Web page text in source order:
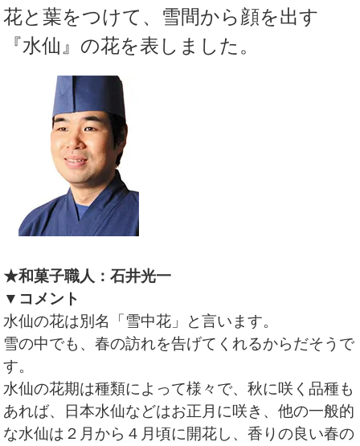
花と葉をつけて、雪間から顔を出す
『水仙』の花を表しました。
★和菓子職人：石井光一
▼コメント
水仙の花は別名「雪中花」と言います。
雪の中でも、春の訪れを告げてくれるからだそうで
す。
水仙の花期は種類によって様々で、秋に咲く品種も
あれば、日本水仙などはお正月に咲き、他の一般的
な水仙は２月から４月頃に開花し、香りの良い春の